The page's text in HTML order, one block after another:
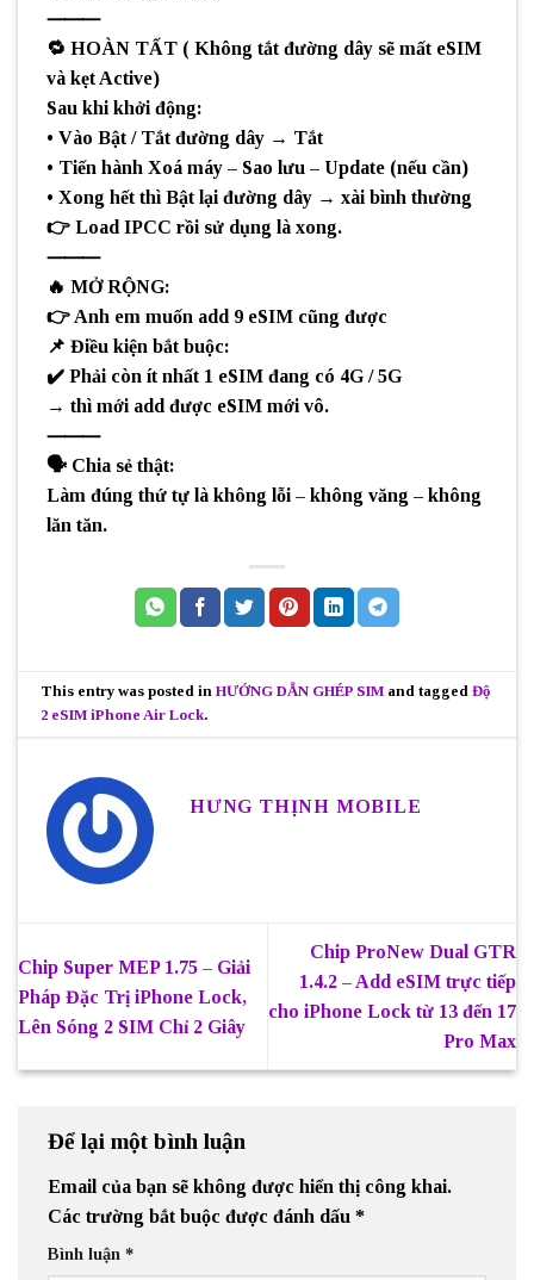
⸻
🔁 HOÀN TẤT ( Không tắt đường dây sẽ mất eSIM
và kẹt Active)
Sau khi khởi động:
• Vào Bật / Tắt đường dây → Tắt
• Tiến hành Xoá máy – Sao lưu – Update (nếu cần)
• Xong hết thì Bật lại đường dây → xài bình thường
👉 Load IPCC rồi sử dụng là xong.
⸻
🔥 MỞ RỘNG:
👉 Anh em muốn add 9 eSIM cũng được
📌 Điều kiện bắt buộc:
✔️ Phải còn ít nhất 1 eSIM đang có 4G / 5G
→ thì mới add được eSIM mới vô.
⸻
🗣️ Chia sẻ thật:
Làm đúng thứ tự là không lỗi – không văng – không
lăn tăn.
This entry was posted inHƯỚNG DẪN GHÉP SIM and taggedĐộ
2 eSIM iPhone Air Lock.
HƯNG THỊNH MOBILE
Chip Super MEP 1.75 – Giải
Pháp Đặc Trị iPhone Lock,
Lên Sóng 2 SIM Chỉ 2 Giây
Chip ProNew Dual GTR
1.4.2 – Add eSIM trực tiếp
cho iPhone Lock từ 13 đến 17
Pro Max
Để lại một bình luận
Email của bạn sẽ không được hiển thị công khai.
Các trường bắt buộc được đánh dấu *
Bình luận *